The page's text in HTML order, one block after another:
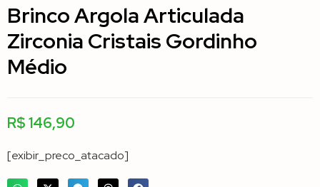
Brinco Argola Articulada
Zirconia Cristais Gordinho
Médio
R$146,90
[exibir_preco_atacado]